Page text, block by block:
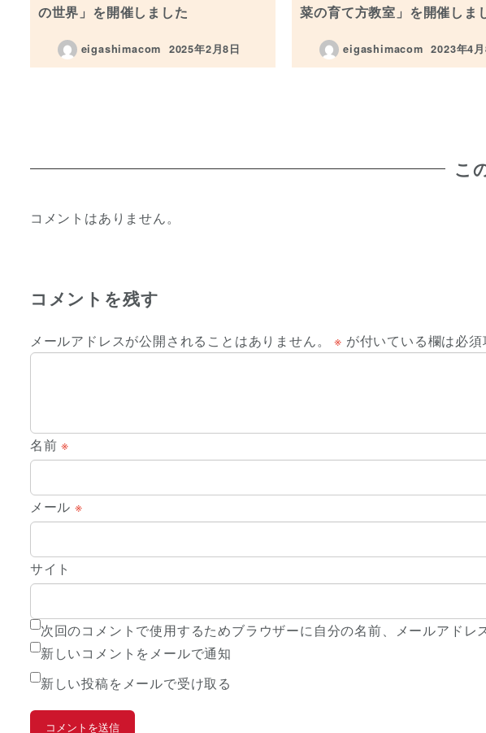
の世界」を開催しました
eigashimacom
投稿日
2025年2月8日
菜の育て方教室」を開催しま
eigashimacom
投稿日
2023年4
こ
コメントはありません。
コメントを残す
メールアドレスが公開されることはありません。 ※ が付いている欄は必須
名前※
メール ※
サイト
次回のコメントで使用するためブラウザーに自分の名前、メールアドレ
新しいコメントをメールで通知
新しい投稿をメールで受け取る